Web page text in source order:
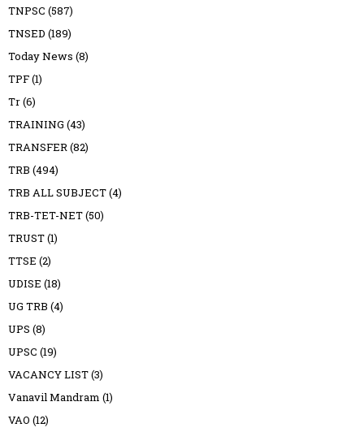
TNPSC (587)
TNSED (189)
Today News (8)
TPF(1)
Tr(6)
TRAINING (43)
TRANSFER(82)
TRB (494)
TRB ALL SUBJECT(4)
TRB-TET-NET(50)
TRUST(1)
TTSE (2)
UDISE (18)
UG TRB (4)
UPS (8)
UPSC (19)
VACANCY LIST(3)
Vanavil Mandram (1)
VAO (12)